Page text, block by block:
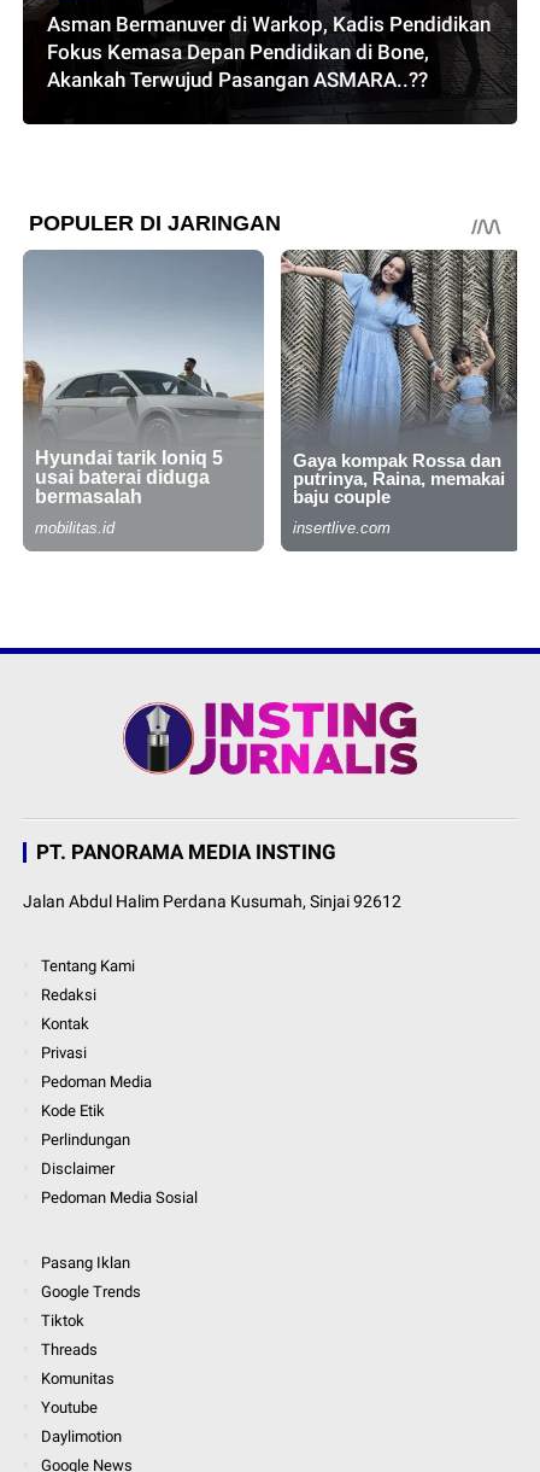
Asman Bermanuver di Warkop, Kadis Pendidikan
Fokus Kemasa Depan Pendidikan di Bone,
Akankah Terwujud Pasangan ASMARA..??
PT. PANORAMA MEDIA INSTING
Jalan Abdul Halim Perdana Kusumah, Sinjai 92612
Tentang Kami
Redaksi
Kontak
Privasi
Pedoman Media
Kode Etik
Perlindungan
Disclaimer
Pedoman Media Sosial
Pasang Iklan
Google Trends
Tiktok
Threads
Komunitas
Youtube
Daylimotion
Google News